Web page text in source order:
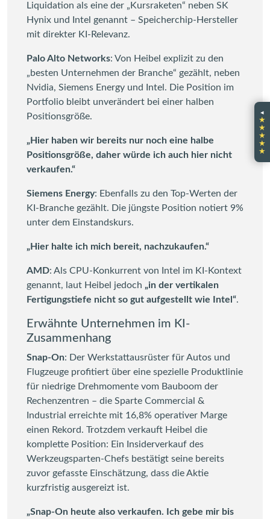
Liquidation als eine der „Kursraketen“ neben SK
Hynix und Intel genannt – Speicherchip-Hersteller
mit direkter KI-Relevanz.
Palo Alto Networks: Von Heibel explizit zu den
„besten Unternehmen der Branche“ gezählt, neben
Nvidia, Siemens Energy und Intel. Die Position im
Portfolio bleibt unverändert bei einer halben
Positionsgröße.
„Hier haben wir bereits nur noch eine halbe
Positionsgröße, daher würde ich auch hier nicht
verkaufen.“
Siemens Energy: Ebenfalls zu den Top-Werten der
KI-Branche gezählt. Die jüngste Position notiert 9%
unter dem Einstandskurs.
„Hier halte ich mich bereit, nachzukaufen.“
AMD: Als CPU-Konkurrent von Intel im KI-Kontext
genannt, laut Heibel jedoch „in der vertikalen
Fertigungstiefe nicht so gut aufgestellt wie Intel“.
Erwähnte Unternehmen im KI-
Zusammenhang
Snap-On: Der Werkstattausrüster für Autos und
Flugzeuge profitiert über eine spezielle Produktlinie
für niedrige Drehmomente vom Bauboom der
Rechenzentren – die Sparte Commercial &
Industrial erreichte mit 16,8% operativer Marge
einen Rekord. Trotzdem verkauft Heibel die
komplette Position: Ein Insiderverkauf des
Werkzeugsparten-Chefs bestätigt seine bereits
zuvor gefasste Einschätzung, dass die Aktie
kurzfristig ausgereizt ist.
„Snap-On heute also verkaufen. Ich gebe mir bis
◂
★
★
★
★
★